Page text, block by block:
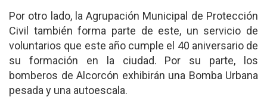
Por otro lado, la Agrupación Municipal de Protección
Civil también forma parte de este, un servicio de
voluntarios que este año cumple el 40 aniversario de
su formación en la ciudad. Por su parte, los
bomberos de Alcorcón exhibirán una Bomba Urbana
pesada y una autoescala.